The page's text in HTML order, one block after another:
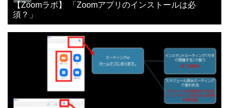
【Zoomラボ】 「Zoomアプリのインストールは必
須？」